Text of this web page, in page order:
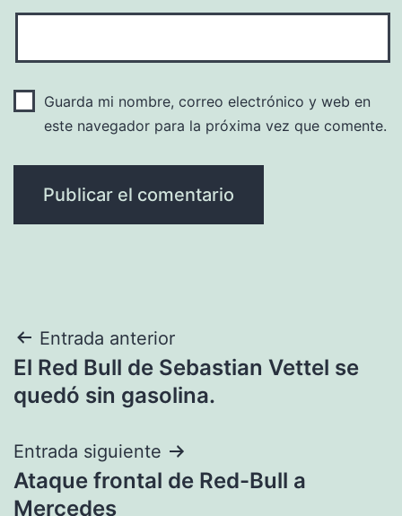
Guarda mi nombre, correo electrónico y web en
este navegador para la próxima vez que comente.
Navegación
de
Entrada anterior
El Red Bull de Sebastian Vettel se
quedó sin gasolina.
Entrada siguiente
Ataque frontal de Red-Bull a
Mercedes